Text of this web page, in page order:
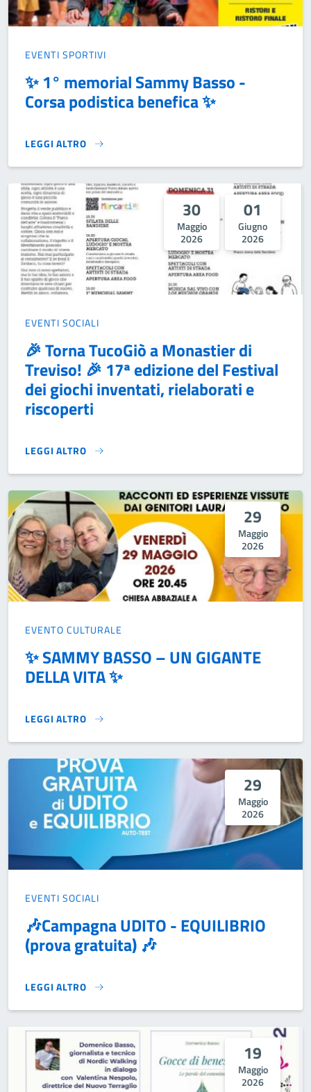
EVENTI SPORTIVI
✨ 1° memorial Sammy Basso -
Corsa podistica benefica ✨
LEGGI ALTRO
✨ 1° MEMORIAL SAMMY BASSO - CORSA PODISTICA
30
Maggio
2026
01
Giugno
2026
EVENTI SOCIALI
🎉 Torna TucoGiò a Monastier di
Treviso! 🎉 17ª edizione del Festival
dei giochi inventati, rielaborati e
riscoperti
LEGGI ALTRO
🎉 TORNA TUCOGIÒ A MONASTIER DI TREVISO! 🎉 17ª
29
Maggio
2026
EVENTO CULTURALE
✨ SAMMY BASSO – UN GIGANTE
DELLA VITA ✨
LEGGI ALTRO
✨ SAMMY BASSO – UN GIGANTE DELLA VITA ✨}
29
Maggio
2026
EVENTI SOCIALI
🎶Campagna UDITO - EQUILIBRIO
(prova gratuita) 🎶
LEGGI ALTRO
🎶CAMPAGNA UDITO - EQUILIBRIO (PROVA GRATUITA) 🎶}
19
Maggio
2026